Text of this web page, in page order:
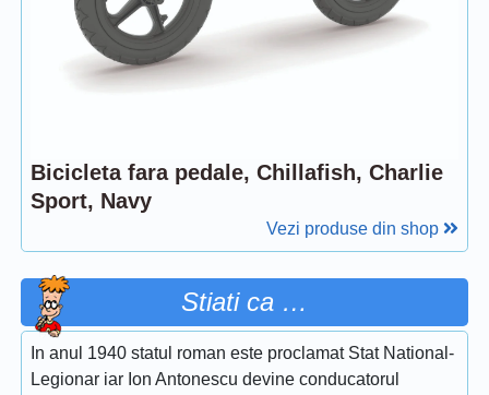
Bicicleta fara pedale, Chillafish, Charlie
Sport, Navy
Vezi produse din shop
Stiati ca …
In anul 1940 statul roman este proclamat Stat National-
Legionar iar Ion Antonescu devine conducatorul